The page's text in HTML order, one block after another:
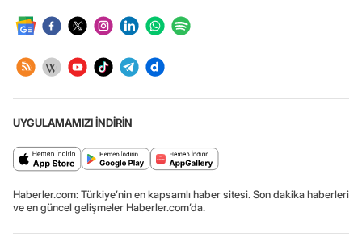
UYGULAMAMIZI İNDİRİN
Haberler.com: Türkiye’nin en kapsamlı haber sitesi. Son dakika haberleri
ve en güncel gelişmeler Haberler.com’da.